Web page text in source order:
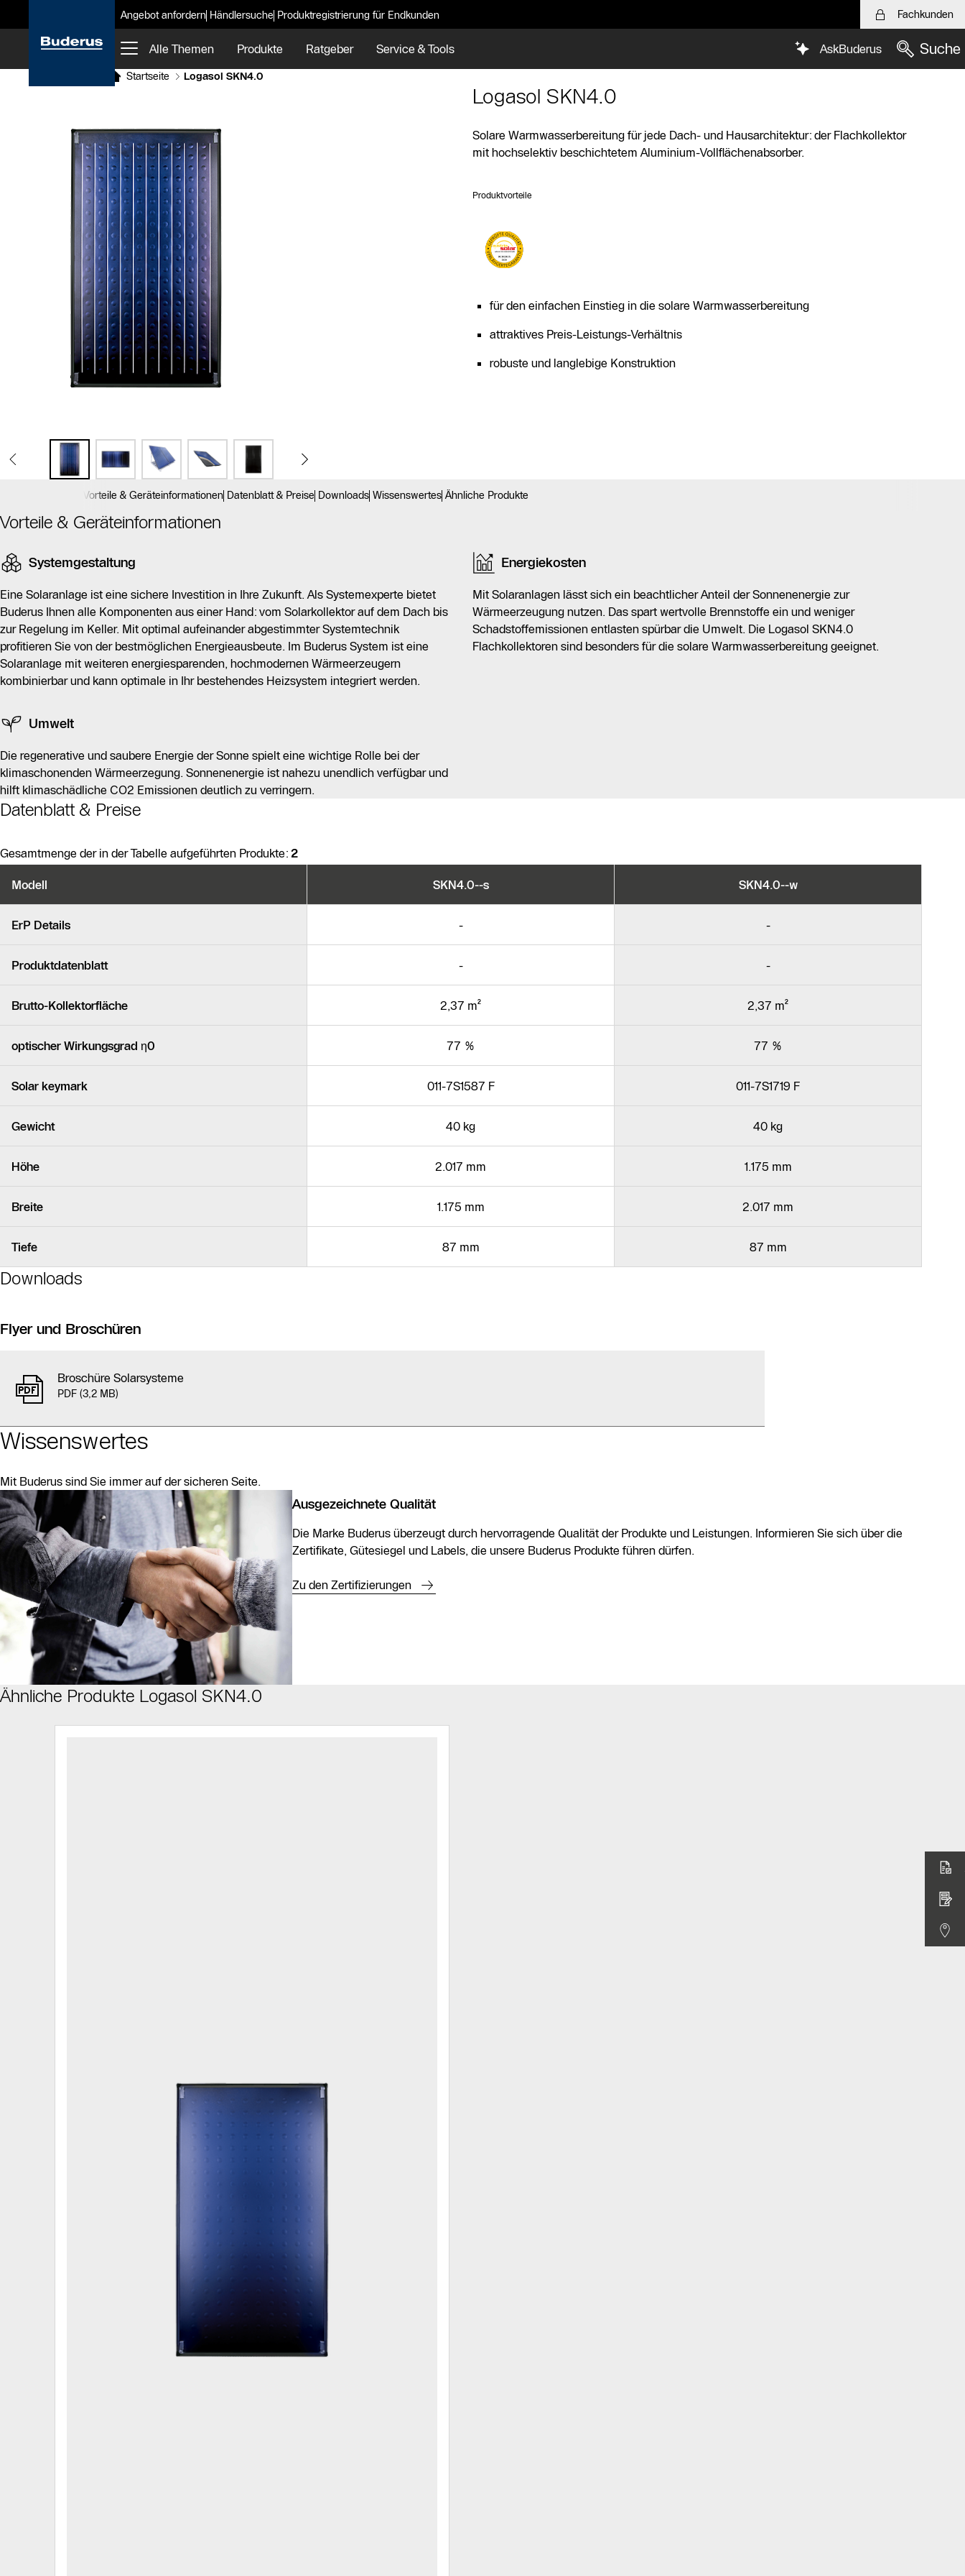
Angebot anfordern Händlersuche Produktregistrierung für Endkunden Fachkunden
Alle Themen Produkte Ratgeber Service & Tools AskBuderus Suche
Startseite Logasol SKN4.0
Als Liste anzeigen
Slider Überspringen
Logasol SKN4.0
Solare Warmwasserbereitung für jede Dach- und Hausarchitektur: der Flachkollektor
mit hochselektiv beschichtetem Aluminium-Vollflächenabsorber.
Produktvorteile
für den einfachen Einstieg in die solare Warmwasserbereitung
attraktives Preis-Leistungs-Verhältnis
robuste und langlebige Konstruktion
Vorteile & Geräteinformationen Datenblatt & Preise Downloads Wissenswertes Ähnliche Produkte
Vorteile & Geräteinformationen
Systemgestaltung
Eine Solaranlage ist eine sichere Investition in Ihre Zukunft. Als Systemexperte bietet
Buderus Ihnen alle Komponenten aus einer Hand: vom Solarkollektor auf dem Dach bis
zur Regelung im Keller. Mit optimal aufeinander abgestimmter Systemtechnik
profitieren Sie von der bestmöglichen Energieausbeute. Im Buderus System ist eine
Solaranlage mit weiteren energiesparenden, hochmodernen Wärmeerzeugern
kombinierbar und kann optimale in Ihr bestehendes Heizsystem integriert werden.
Energiekosten
Mit Solaranlagen lässt sich ein beachtlicher Anteil der Sonnenenergie zur
Wärmeerzeugung nutzen. Das spart wertvolle Brennstoffe ein und weniger
Schadstoffemissionen entlasten spürbar die Umwelt. Die Logasol SKN4.0
Flachkollektoren sind besonders für die solare Warmwasserbereitung geeignet.
Umwelt
Die regenerative und saubere Energie der Sonne spielt eine wichtige Rolle bei der
klimaschonenden Wärmeerzegung. Sonnenenergie ist nahezu unendlich verfügbar und
hilft klimaschädliche CO2 Emissionen deutlich zu verringern.
Datenblatt & Preise
Gesamtmenge der in der Tabelle aufgeführten Produkte: 2
Modell SKN4.0--s SKN4.0--w
ErP Details - -
Produktdatenblatt - -
Brutto-Kollektorfläche 2,37 m² 2,37 m²
optischer Wirkungsgrad η0 77 % 77 %
Solar keymark 011-7S1587 F 011-7S1719 F
Gewicht 40 kg 40 kg
Höhe 2.017 mm 1.175 mm
Breite 1.175 mm 2.017 mm
Tiefe 87 mm 87 mm
Downloads
Flyer und Broschüren
Broschüre Solarsysteme
PDF (3,2 MB)
Wissenswertes
Mit Buderus sind Sie immer auf der sicheren Seite.
Slider Bildergalerie
Als Liste anzeigen
Slider Überspringen
Ausgezeichnete Qualität
Die Marke Buderus überzeugt durch hervorragende Qualität der Produkte und Leistungen. Informieren Sie sich über die
Zertifikate, Gütesiegel und Labels, die unsere Buderus Produkte führen dürfen.
Zu den Zertifizierungen
Ähnliche Produkte Logasol SKN4.0